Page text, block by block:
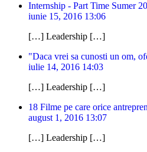
Internship - Part Time Sumer
iunie 15, 2016 13:06
[…] Leadership […]
"Daca vrei sa cunosti un om,
iulie 14, 2016 14:03
[…] Leadership […]
18 Filme pe care orice
august 1, 2016 13:07
[…] Leadership […]